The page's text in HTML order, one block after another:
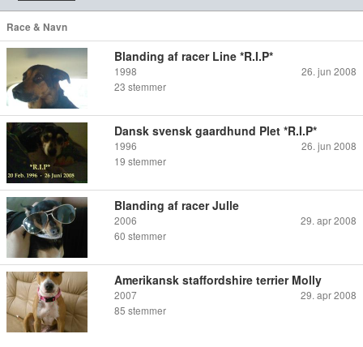
Race & Navn
Blanding af racer Line *R.I.P*
1998
26. jun 2008
23 stemmer
Dansk svensk gaardhund Plet *R.I.P*
1996
26. jun 2008
19 stemmer
Blanding af racer Julle
2006
29. apr 2008
60 stemmer
Amerikansk staffordshire terrier Molly
2007
29. apr 2008
85 stemmer